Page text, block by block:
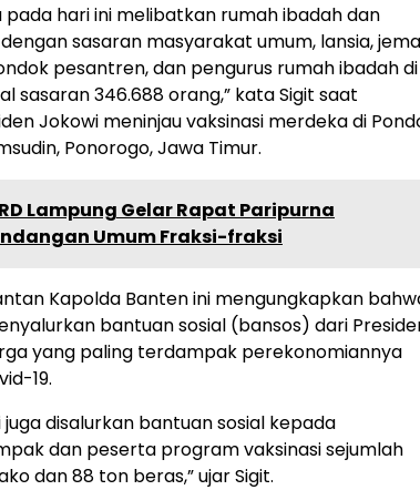
pada hari ini melibatkan rumah ibadah dan
sasaran masyarakat umum, lansia,
pesantren, dan pengurus rumah ibadah di
sasaran 346.688 orang,” kata Sigit saat
Jokowi meninjau vaksinasi merdeka di
Ponorogo, Jawa Timur.
Lampung Gelar Rapat Paripurna
Umum Fraksi-fraksi
Kapolda Banten ini mengungkapkan
bantuan sosial (bansos) dari
yang paling terdampak perekonomiannya
19.
disalurkan bantuan sosial kepada
dan peserta program vaksinasi sejumlah
dan 88 ton beras,” ujar Sigit.